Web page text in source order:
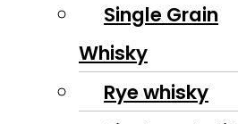
Single Grain
Whisky
Rye whisky